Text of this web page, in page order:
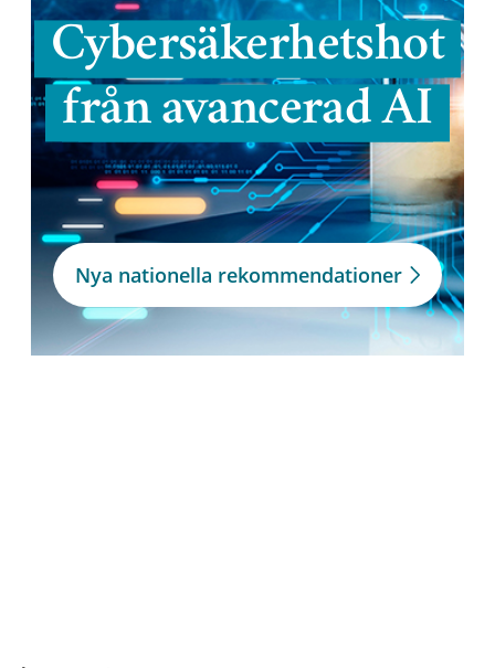
Cybersäkerhetshot
från avancerad AI
Nya nationella rekommendationer